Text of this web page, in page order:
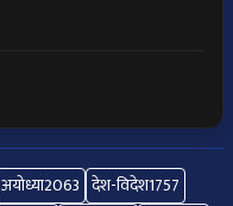
अयोध्या2063 देश-विदेश1757